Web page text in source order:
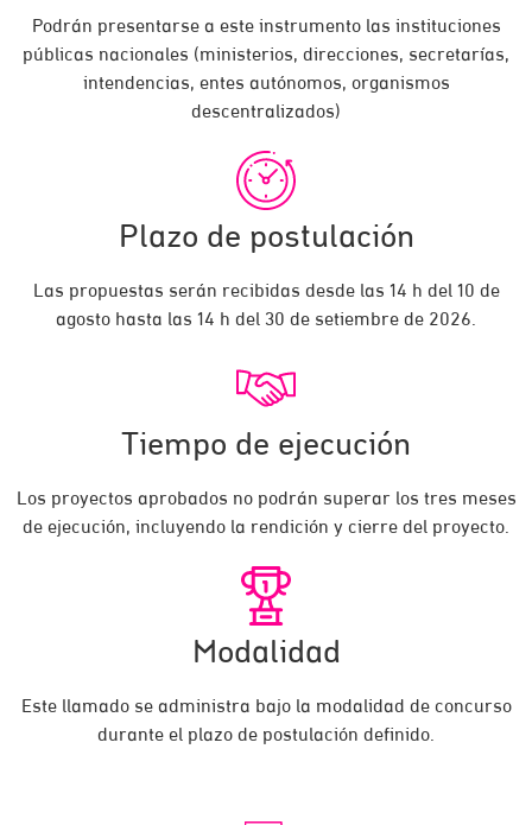
Podrán presentarse a este instrumento las instituciones
públicas nacionales (ministerios, direcciones, secretarías,
intendencias, entes autónomos, organismos
descentralizados)
Plazo de postulación
Las propuestas serán recibidas desde las 14 h del 10 de
agosto hasta las 14 h del 30 de setiembre de 2026.
Tiempo de ejecución
Los proyectos aprobados no podrán superar los tres meses
de ejecución, incluyendo la rendición y cierre del proyecto.
Modalidad
Este llamado se administra bajo la modalidad de concurso
durante el plazo de postulación definido.